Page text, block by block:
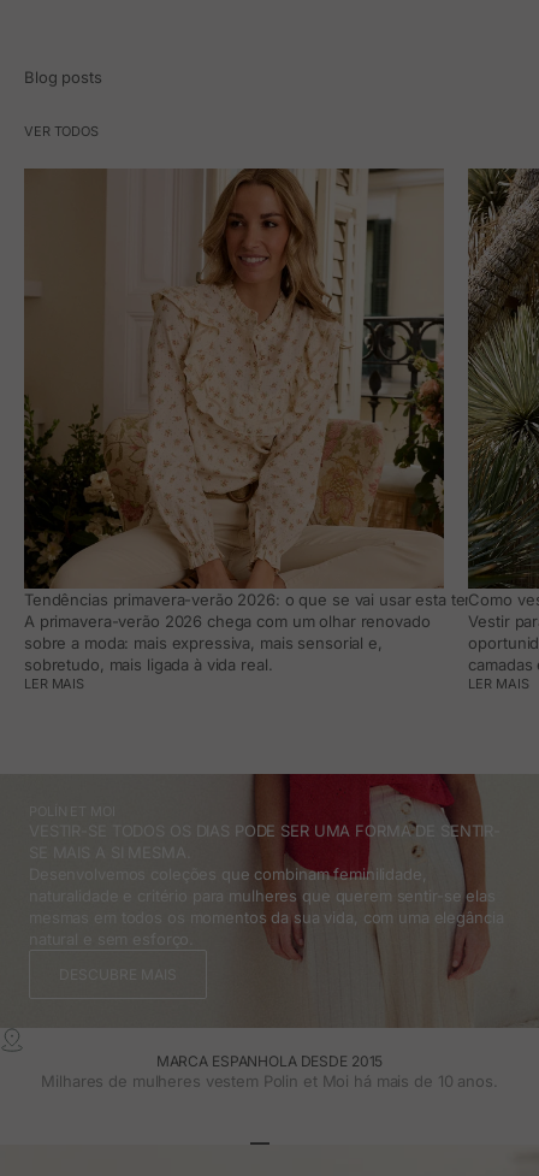
Blog posts
VER TODOS
Tendências primavera-verão 2026: o que se vai usar esta temporada
A primavera-verão 2026 chega com um olhar renovado
sobre a moda: mais expressiva, mais sensorial e,
sobretudo, mais ligada à vida real.
LER MAIS
Como
Vestir
LER MAIS
VESTIR-SE TODOS OS DIAS PODE SER UMA FORMA DE SENTIR-
SE MAIS A SI MESMA.
Desenvolvemos coleções que combinam feminilidade,
naturalidade e critério para mulheres que querem sentir-se elas
mesmas em todos os momentos da sua vida, com uma elegância
natural e sem esforço.
DESCUBRE MAIS
MARCA ESPANHOLA DESDE 2015
Milhares de mulheres vestem Polin et Moi há mais de 10 anos.